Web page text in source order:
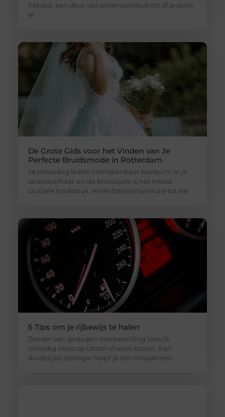
het slot, een deur valt onverwachts dicht of je raakt
je
De Grote Gids voor het Vinden van Je
Perfecte Bruidsmode in Rotterdam
Je trouwdag is een onmiskenbaar keerpunt in je
levensverhaal, en de bruidsjurk is het meest
cruciale hoofdstuk. Als Rotterdamse bruid-tot-be,
5 Tips om je rijbewijs te halen
Zonder een gedegen voorbereiding loop je
onnodig risico op uitstel of extra kosten. Een
duidelijke strategie helpt je om ontspannen